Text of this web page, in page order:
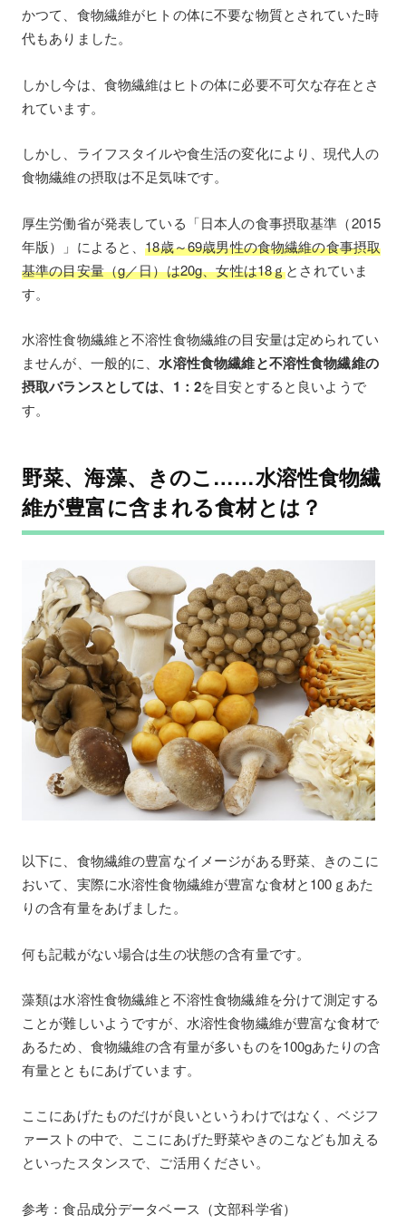
かつて、食物繊維がヒトの体に不要な物質とされていた時
代もありました。
しかし今は、食物繊維はヒトの体に必要不可欠な存在とさ
れています。
しかし、ライフスタイルや食生活の変化により、現代人の
食物繊維の摂取は不足気味です。
厚生労働省が発表している「日本人の食事摂取基準（2015
年版）」によると、18歳～69歳男性の食物繊維の食事摂取
基準の目安量（g／日）は20g、女性は18ｇとされていま
す。
水溶性食物繊維と不溶性食物繊維の目安量は定められてい
ませんが、一般的に、 水溶性食物繊維と不溶性食物繊維の
摂取バランスとしては、1：2を目安とすると良いようで
す。
野菜、海藻、きのこ……水溶性食物繊
維が豊富に含まれる食材とは？
以下に、食物繊維の豊富なイメージがある野菜、きのこに
おいて、実際に水溶性食物繊維が豊富な食材と100ｇあた
りの含有量をあげました。
何も記載がない場合は生の状態の含有量です。
藻類は水溶性食物繊維と不溶性食物繊維を分けて測定する
ことが難しいようですが、水溶性食物繊維が豊富な食材で
あるため、食物繊維の含有量が多いものを100gあたりの含
有量とともにあげています。
ここにあげたものだけが良いというわけではなく、ベジフ
ァーストの中で、ここにあげた野菜やきのこなども加える
といったスタンスで、ご活用ください。
参考：食品成分データベース（文部科学省）